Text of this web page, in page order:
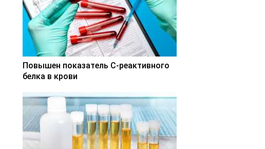
Повышен показатель С-реактивного
белка в крови